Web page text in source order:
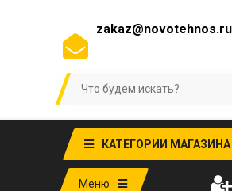
zakaz@novotehnos.ru
КАТЕГОРИИ МАГАЗИНА
Меню